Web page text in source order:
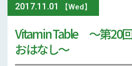
2017.11.01 【Wed】
Vitamin Table 〜第20
おはなし〜